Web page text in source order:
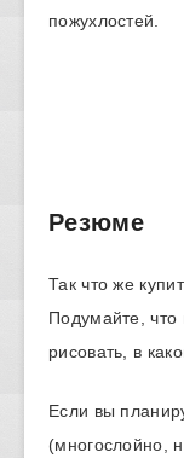
пожухлостей.
Резюме
Так что же
Подумайте,
рисовать, в
Если вы
(многослойно,